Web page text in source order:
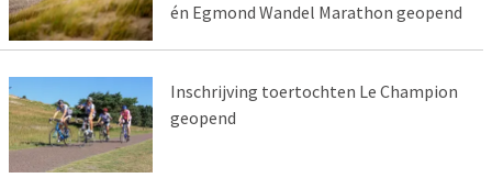
én Egmond Wandel Marathon geopend
Inschrijving toertochten Le Champion
geopend